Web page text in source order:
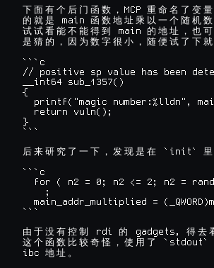
下 面 有 个 后 门 函 数 ， MCP 重 命 名 了 变 量
的 就 是 main 函 数 地 址 乘 以 一 个 随 机 数
试 试 看 能 不 能 得 到 main 的 地 址 ， 也 可
是 猜 的 ， 因 为 数 字 很 小 ， 随 便 试 了 下 就
```c
// positive sp value has been
__int64 sub_1357()
{
printf("magic number:%lldn",
  return vuln();
}
```
后 来 研 究 了 一 下 ， 发 现 是 在 `init` 里
```c
for ( n2 = 0; n2 <= 2; n2 =
    ;
main_addr_multiplied =
```
由 于 没 有 控 制 rdi 的 gadgets, 得 去
这 个 函 数 比 较 奇 怪 ， 使 用 了 `stdout`
ibc 地 址 。